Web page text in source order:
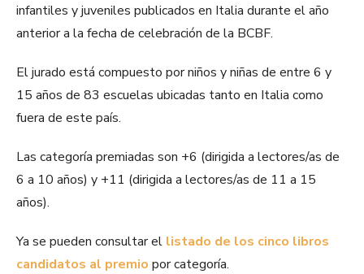
infantiles y juveniles publicados en Italia durante el año
anterior a la fecha de celebración de la BCBF.
El jurado está compuesto por niños y niñas de entre 6 y
15 años de 83 escuelas ubicadas tanto en Italia como
fuera de este país.
Las categoría premiadas son +6 (dirigida a lectores/as de
6 a 10 años) y +11 (dirigida a lectores/as de 11 a 15
años).
Ya se pueden consultar el listado de los cinco libros
candidatos al premio por categoría.